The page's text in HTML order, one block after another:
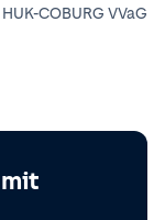
COBURG VVaG
mit